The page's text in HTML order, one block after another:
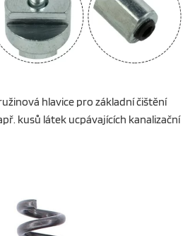
hlavice pro základní čištění
kusů látek ucpávajících kanalizační